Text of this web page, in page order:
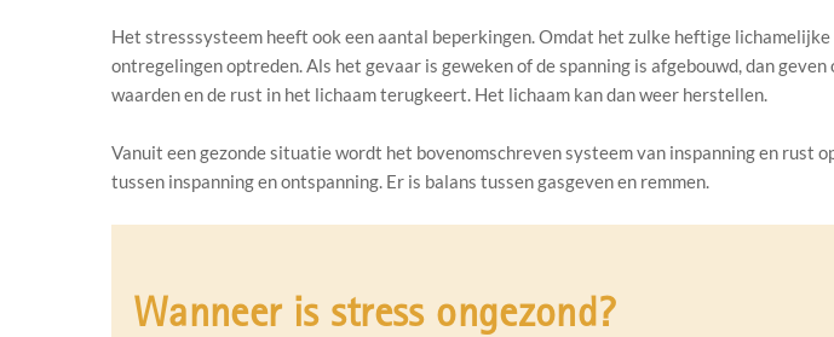
Het stresssysteem heeft ook een aantal beperkingen. Omdat het zulke heftige
ontregelingen optreden. Als het gevaar is geweken of de spanning is afgebouwd, dan
waarden en de rust in het lichaam terugkeert. Het lichaam kan dan weer herstellen.
Vanuit een gezonde situatie wordt het bovenomschreven systeem van inspanning en rust
tussen inspanning en ontspanning. Er is balans tussen gasgeven en remmen.
Wanneer is stress ongezond?